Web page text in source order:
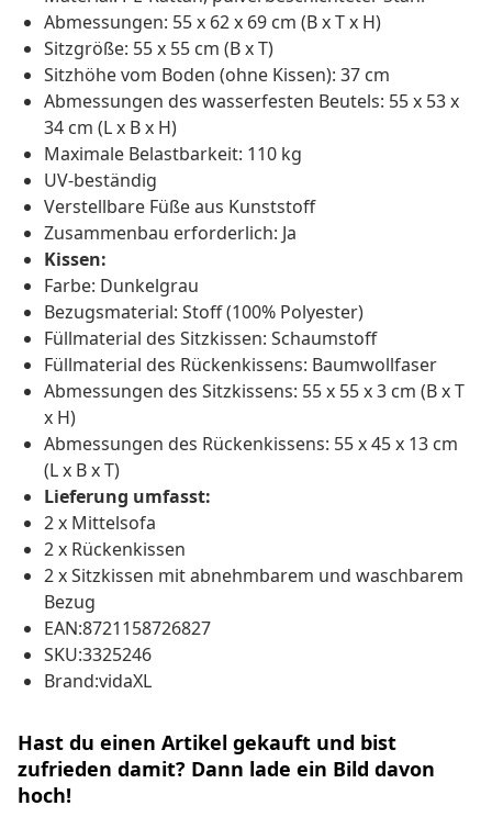
Abmessungen: 55 x 62 x 69 cm (B x T x H)
Sitzgröße: 55 x 55 cm (B x T)
Sitzhöhe vom Boden (ohne Kissen): 37 cm
Abmessungen des wasserfesten Beutels: 55 x 53 x
34 cm (L x B x H)
Maximale Belastbarkeit: 110 kg
UV-beständig
Verstellbare Füße aus Kunststoff
Zusammenbau erforderlich: Ja
Kissen:
Farbe: Dunkelgrau
Bezugsmaterial: Stoff (100% Polyester)
Füllmaterial des Sitzkissen: Schaumstoff
Füllmaterial des Rückenkissens: Baumwollfaser
Abmessungen des Sitzkissens: 55 x 55 x 3 cm (B x T
x H)
Abmessungen des Rückenkissens: 55 x 45 x 13 cm
(L x B x T)
Lieferung umfasst:
2 x Mittelsofa
2 x Rückenkissen
2 x Sitzkissen mit abnehmbarem und waschbarem
Bezug
EAN:8721158726827
SKU:3325246
Brand:vidaXL
Hast du einen Artikel gekauft und bist
zufrieden damit? Dann lade ein Bild davon
hoch!